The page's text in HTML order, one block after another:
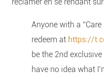
Anyone with a
redeem at https://
be the 2nd
have no idea what